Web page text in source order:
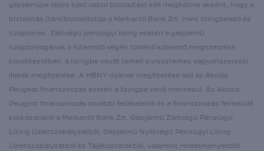
gépjárműre teljes körű casco biztosítást kell megkötnie akként, hogy a
biztosítás (társ)biztosítottja a Merkantil Bank Zrt. mint lízingbeadó és
tulajdonos. Zártvégű pénzügyi lízing esetén a gépjármű
tulajdonjogának a futamidő végén történő kötelező megszerzése
következtében a lízingbe vevőt terheli a visszterhes vagyonszerzési
illeték megfizetése. A HBNY díjának megfizetése alól az Akciós
Peugeot finanszírozás esetén a lízingbe vevő mentesül. Az Akciós
Peugeot finanszírozás további feltételeiről és a finanszírozás felmerülő
kockázatairól a Merkantil Bank Zrt. Gépjármű Zártvégű Pénzügyi
Lízing Üzletszabályzatból, Gépjármű Nyíltvégű Pénzügyi Lízing
Üzletszabályzatból és Tájékoztatókból, valamint Hirdetményekből